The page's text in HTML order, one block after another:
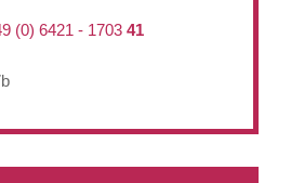
(0) 6421 - 1703 41